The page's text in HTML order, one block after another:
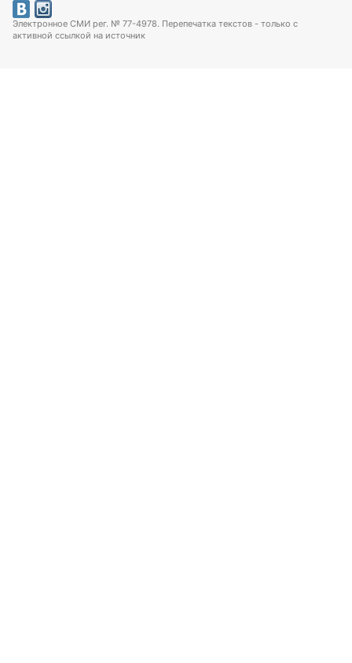
Электронное СМИ рег. № 77-4978. Перепечатка текстов - только с
активной ссылкой на источник